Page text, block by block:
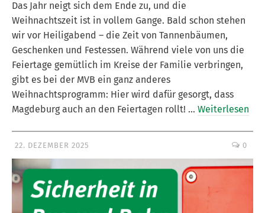
Das Jahr neigt sich dem Ende zu, und die
Weihnachtszeit ist in vollem Gange. Bald schon stehen
wir vor Heiligabend – die Zeit von Tannenbäumen,
Geschenken und Festessen. Während viele von uns die
Feiertage gemütlich im Kreise der Familie verbringen,
gibt es bei der MVB ein ganz anderes
Weihnachtsprogramm: Hier wird dafür gesorgt, dass
Magdeburg auch an den Feiertagen rollt! … Weiterlesen
22. DEZEMBER 2025 0